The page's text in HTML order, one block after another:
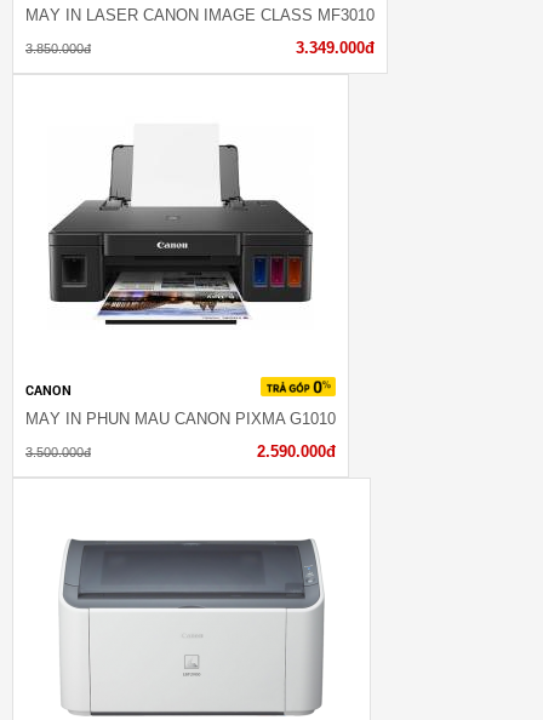
MÁY IN LASER CANON IMAGE CLASS MF3010
3.850.000đ 3.349.000đ
CANON
MÁY IN PHUN MÀU CANON PIXMA G1010
3.500.000đ 2.590.000đ